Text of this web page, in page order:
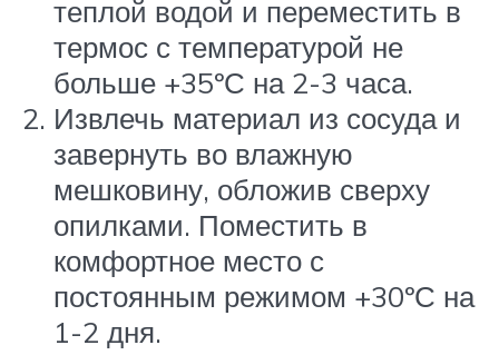
теплой водой и переместить в
термос с температурой не
больше +35ºС на 2-3 часа.
Извлечь материал из сосуда и
завернуть во влажную
мешковину, обложив сверху
опилками. Поместить в
комфортное место с
постоянным режимом +30ºС на
1-2 дня.